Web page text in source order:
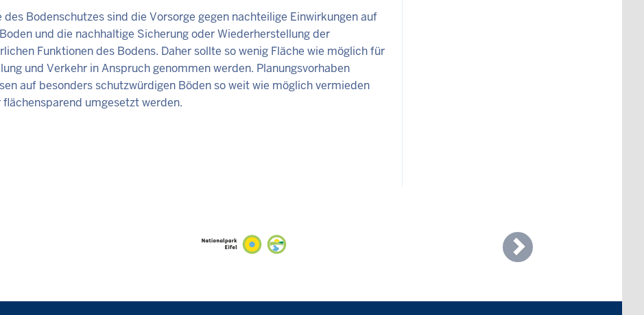
des Bodenschutzes sind die Vorsorge gegen nachteilige Einwirkungen auf
und die nachhaltige Sicherung oder Wiederherstellung der
Funktionen des Bodens. Daher sollte so wenig Fläche wie möglich für
und Verkehr in Anspruch genommen werden. Planungsvorhaben
auf besonders schutzwürdigen Böden so weit wie möglich vermieden
flächensparend umgesetzt werden.
Next